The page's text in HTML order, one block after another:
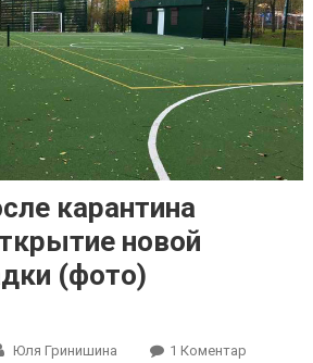
карантина
новой
(фото)
Юля Гринишина 1 КоментарДо